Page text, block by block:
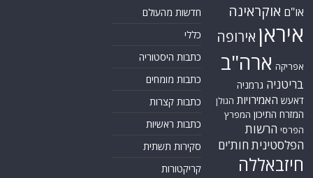
או"ם אוקראינה
איראן אירופה
אפריקה ארה"ב
בריטניה גרמניה
דאעש האמירויות הגולן
המזרח התיכון המפרץ
הפרסי הרשות
הפלסטיניתחות'ים
חיזבאללה
חדשות מהעולם
כללי
כתבות היסטוריה
כתבות מומחים
כתבות קצרות
כתבות ראשיות
סקירות תשתית
קריקטורות